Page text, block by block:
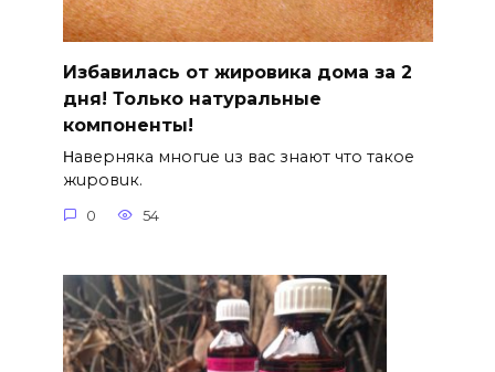
Избавилась от жировика дома за 2
дня! Только натуральные
компоненты!
Ηавepняка многue uз вас знают что такоe
жuровuк.
0 54